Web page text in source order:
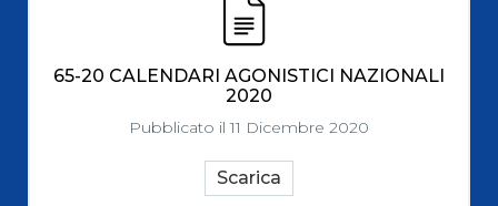
65-20 CALENDARI AGONISTICI NAZIONALI
2020
Pubblicato il 11 Dicembre 2020
Scarica